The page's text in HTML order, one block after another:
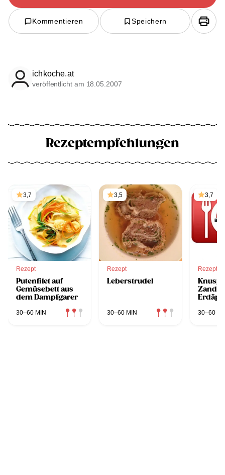
Kommentieren Speichern
ichkoche.at
veröffentlicht am 18.05.2007
Rezeptempfehlungen
3,7
Rezept
Putenfilet auf
Gemüsebett aus
dem Dampfgarer
30–60 MIN
3,5
Rezept
Leberstrudel
30–60 MIN
3,7
Rezept
und
30–60